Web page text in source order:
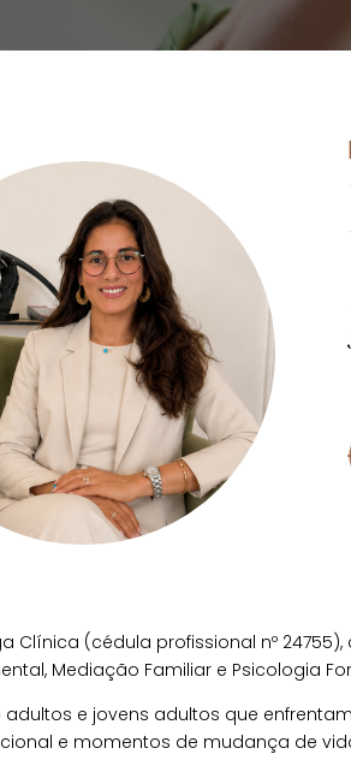
Clínica (cédula profissional nº
Mediação Familiar e Psicologia
e jovens adultos que
e momentos de mudança de